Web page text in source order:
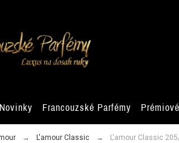
Novinky Francouzské Parfémy
L'amour Classic L'amour Classic